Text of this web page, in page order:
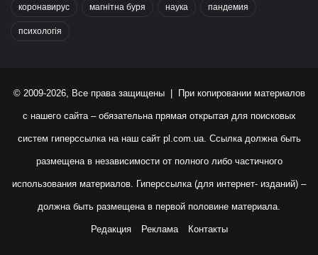
коронавирус магнітна буря наука пандемия
психологія
© 2009-2026, Все права защищены | При копировании материалов
с нашего сайта – обязательна прямая открытая для поисковых
систем гиперссылка на наш сайт pl.com.ua. Ссылка должна быть
размещена в независимости от полного либо частичного
использования материалов. Гиперссылка (для интернет- изданий) –
должна быть размещена в первой половине материала.
Редакция Реклама Контакты